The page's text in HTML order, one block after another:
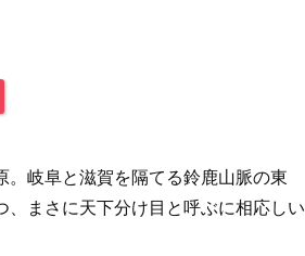
岐阜と滋賀を隔てる鈴鹿山脈の東
まさに天下分け目と呼ぶに相応しい